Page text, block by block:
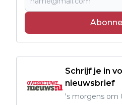
Schrijf je in
nieuwsbrief
's morgens om